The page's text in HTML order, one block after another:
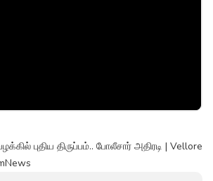
புதிய திருப்பம்.. போலீசார் அதிரடி | Vellore